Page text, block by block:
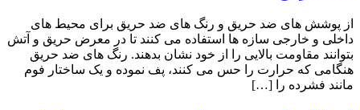
از پوشش های ضد حریق و رنگ های ضد حریق برای محیط های
داخلی و خارجی سازه ها استفاده می کنند تا در معرض حریق و آتش
بتوانند مقاومت بالایی را از خود نشان بدهند. رنگ های ضد حریق
هنگامی که حرارت را حس می کنند، پف نموده و یک ساختار فوم
مانند فشرده را […]